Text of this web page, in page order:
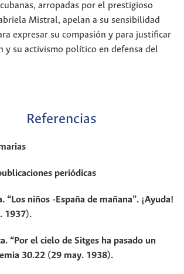
arropadas por el prestigioso
Mistral, apelan a su sensibilidad
expresar su compasión y para justificar
y su activismo político en defensa del
Referencias
periódicas
“Los niños -España de mañana”. ¡Ayuda!
1937).
“Por el cielo de Sitges ha pasado un
30.22 (29 may. 1938).